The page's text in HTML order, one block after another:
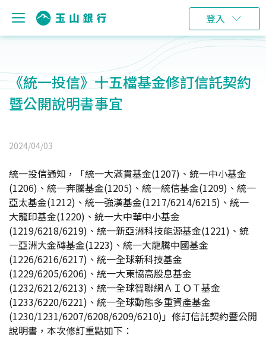
登入
《統一投信》十五檔基金修訂信託契約
暨公開說明書事宜
2024/04/03
統一投信通知，「統一大滿貫基金(1207)、統一中小基金
(1206)、統一奔騰基金(1205)、統一統信基金(1209)、統一
亞太基金(1212)、統一強漢基金(1217/6214/6215)、統一
大龍印基金(1220)、統一大中華中小基金
(1219/6218/6219)、統一新亞洲科技能源基金(1221)、統
一亞洲大金磚基金(1223)、統一大龍騰中國基金
(1226/6216/6217)、統一全球新科技基金
(1229/6205/6206)、統一大東協高股息基金
(1232/6212/6213)、統一全球智聯網ＡＩＯＴ基金
(1233/6220/6221)、統一全球動態多重資產基金
(1230/1231/6207/6208/6209/6210)」修訂信託契約暨公開
說明書，本次修訂重點如下：